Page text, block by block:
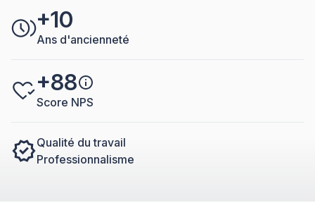
+10
Ans d'ancienneté
+88
Score NPS
Qualité du travail
Professionnalisme